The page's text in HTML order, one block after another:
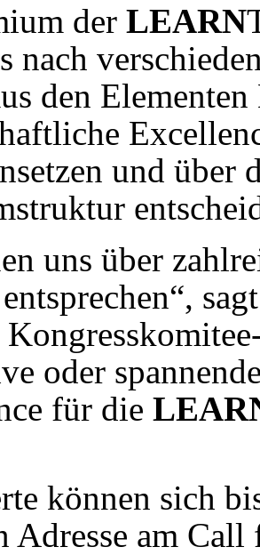
der LEARN
nach
den
und
uns über
oder
für die
können sich
Adresse am